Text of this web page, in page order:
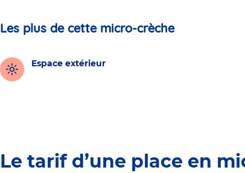
Les plus de cette micro-crèche
Espace extérieur
Le tarif d’une place en